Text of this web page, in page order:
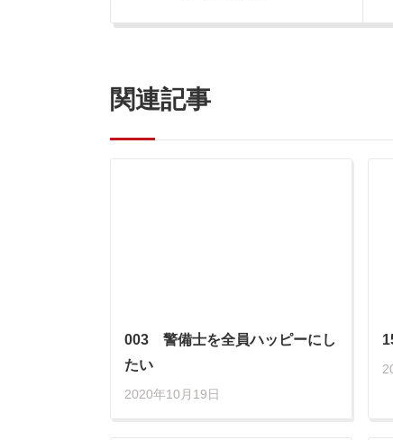
関連記事
003 警備士を全員ハッピーにし
たい
2020年10月19日